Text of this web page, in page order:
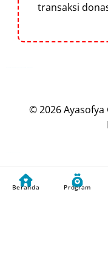
transaksi
© 2026
Beranda Program